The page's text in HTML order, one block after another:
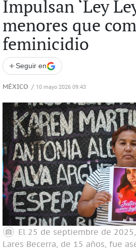
Impulsan ‘Ley
menores que
feminicidio
+ Seguir en
MÉXICO / 10 mayo 2026 09:43
El 25 de septiembre de
Lares Becerra, de 15 años, fue